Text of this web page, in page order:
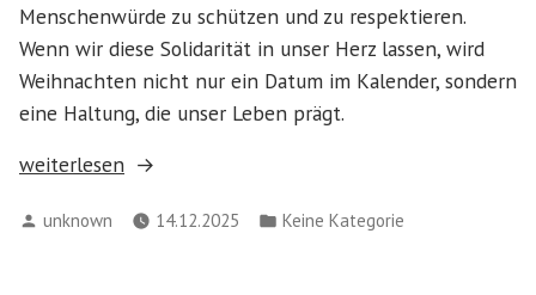
Menschenwürde zu schützen und zu respektieren.
Wenn wir diese Solidarität in unser Herz lassen, wird
Weihnachten nicht nur ein Datum im Kalender, sondern
eine Haltung, die unser Leben prägt.
„Arnreit:
der
weiterlesen
Verfasst
unknown 14.12.2025
Veröffentlicht
Keine Kategorie